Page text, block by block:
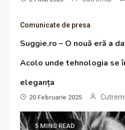
Comunicate de presa
Suggie.ro – O nouă eră a
Acolo unde tehnologia se
eleganța
20 Februarie 2025
5 MINS READ